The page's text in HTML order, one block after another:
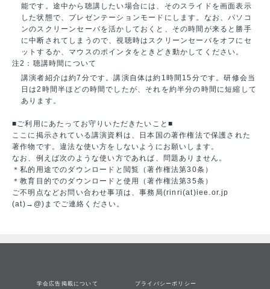
能です。途中から聴講したい場合には、そのスライドを画面表示
した状態で、プレゼンテーションモードにします。なお、パソコ
ンのスクリーンセーバを活かしておくと、その時間が来ると勝手
に中断されてしまうので、視聴時はスクリーンセーバをオフにセ
ットするか、マウスのポインタをときどき動かしてください。
注2：聴講時間について
講演者紹介は約7分です。講演自体は約1時間15分です。研修会当
日は2時間半ほどの時間でしたが、それを約半分の時間に短縮して
あります。
■ご利用にあたってお守りいただきたいこと■
ここに掲示されている講演資料は、日本国の著作権法で保護された
著作物です。違法な使い方をしないようにお願いします。
なお、例えば次のような使い方であれば、問題ありません。
＊私的用途でのダウンロードと閲覧（著作権法第30条）
＊教育目的でのダウンロードと使用（著作権法第35条）
ご不明点などお問い合わせ事項は、事務局(rinri(at)iee.or.jp
(at)→@)までご連絡ください。
学会広告掲載について プライバシーポリシー